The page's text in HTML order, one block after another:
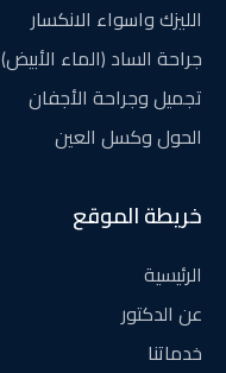
الليزك واسواء الانكسار
جراحة الساد (الماء الأبيض)
تجميل وجراحة الأجفان
الحول وكسل العين
خريطة الموقع
الرئيسية
عن الدكتور
خدماتنا